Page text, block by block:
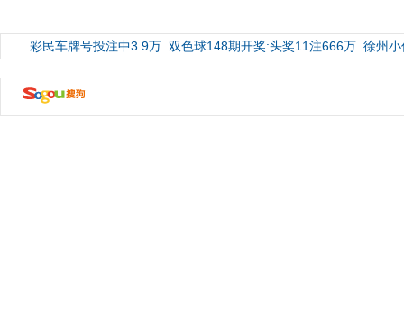
彩民车牌号投注中3.9万 双色球148期开奖:头奖11注666万 徐州